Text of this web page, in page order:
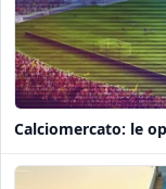
Calciomercato: le